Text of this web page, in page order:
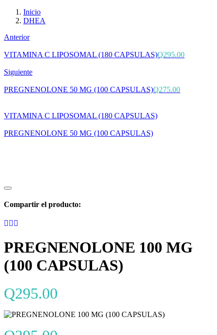
Inicio
DHEA
Anterior
VITAMINA C LIPOSOMAL (180 CAPSULAS)Q295.00
Siguiente
PREGNENOLONE 50 MG (100 CAPSULAS)Q275.00
VITAMINA C LIPOSOMAL (180 CAPSULAS)
PREGNENOLONE 50 MG (100 CAPSULAS)
Compartir el producto:
PREGNENOLONE 100 MG
(100 CAPSULAS)
Q295.00